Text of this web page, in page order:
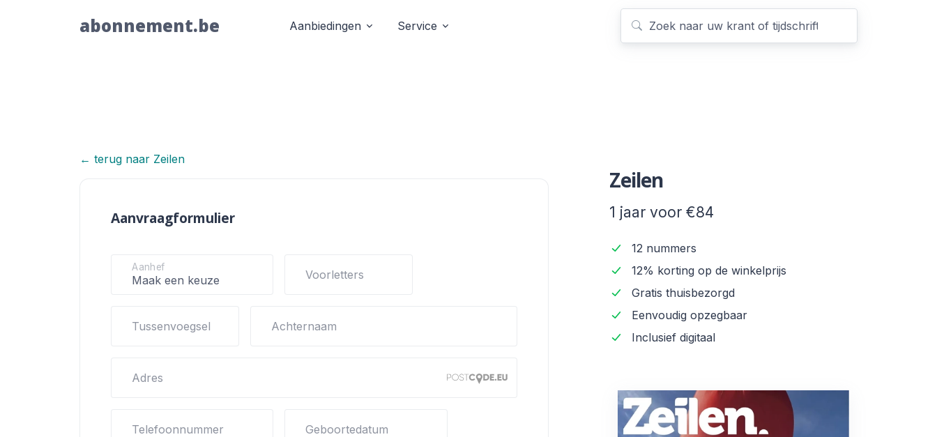
abonnement.be Aanbiedingen Service
← terug naar Zeilen
Zeilen
Aanvraagformulier
Aanhef
Voorletters
Tussenvoegsel Achternaam
Adres
Telefoonnummer Geboortedatum
Zeilen
1 jaar voor €84
12 nummers
12% korting op de winkelprijs
Gratis thuisbezorgd
Eenvoudig opzegbaar
Inclusief digitaal